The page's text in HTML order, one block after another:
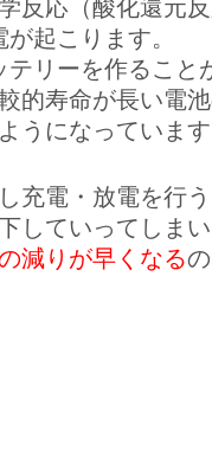
反応（酸化還元
起こります。
リーを作ること
的寿命が長い電
うになっています
充電・放電を行う
していってしまい
減りが早くなる